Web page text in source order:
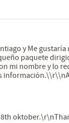
y Me
paquete
mi nombre y lo